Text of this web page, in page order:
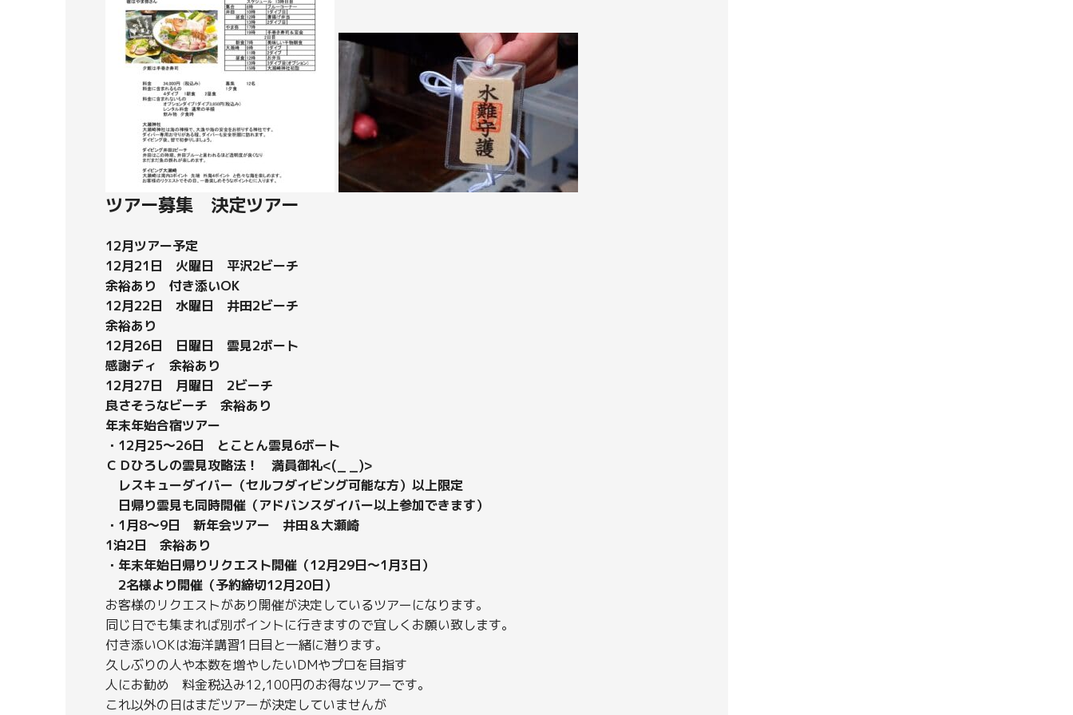
ツアー募集 決定ツアー
12月ツアー予定
12月21日 火曜日 平沢2ビーチ
余裕あり 付き添いOK
12月22日 水曜日 井田2ビーチ
余裕あり
12月26日 日曜日 雲見2ボート
感謝ディ 余裕あり
12月27日 月曜日 2ビーチ
良さそうなビーチ 余裕あり
年末年始合宿ツアー
・12月25～26日 とことん雲見6ボート
ＣＤひろしの雲見攻略法！ 満員御礼<(_ _)>
レスキューダイバー（セルフダイビング可能な方）以上限定
日帰り雲見も同時開催（アドバンスダイバー以上参加できます）
・1月8～9日 新年会ツアー 井田＆大瀬崎
1泊2日 余裕あり
・年末年始日帰りリクエスト開催（12月29日～1月3日）
2名様より開催（予約締切12月20日）
お客様のリクエストがあり開催が決定しているツアーになります。
同じ日でも集まれば別ポイントに行きますので宜しくお願い致します。
付き添いOKは海洋講習1日目と一緒に潜ります。
久しぶりの人や本数を増やしたいDMやプロを目指す
人にお勧め 料金税込み12,100円のお得なツアーです。
これ以外の日はまだツアーが決定していませんが